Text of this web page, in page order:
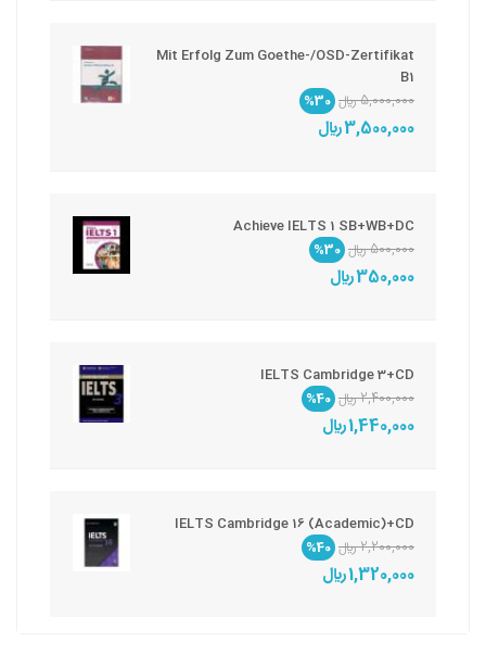
Mit Erfolg Zum Goethe-/OSD-Zertifikat
B1
5,000,000 ريال
%30
3,500,000 ريال
Achieve IELTS 1 SB+WB+DC
500,000 ريال
%30
350,000 ريال
IELTS Cambridge 3+CD
2,400,000 ريال
%40
1,440,000 ريال
IELTS Cambridge 16 (Academic)+CD
2,200,000 ريال
%40
1,320,000 ريال